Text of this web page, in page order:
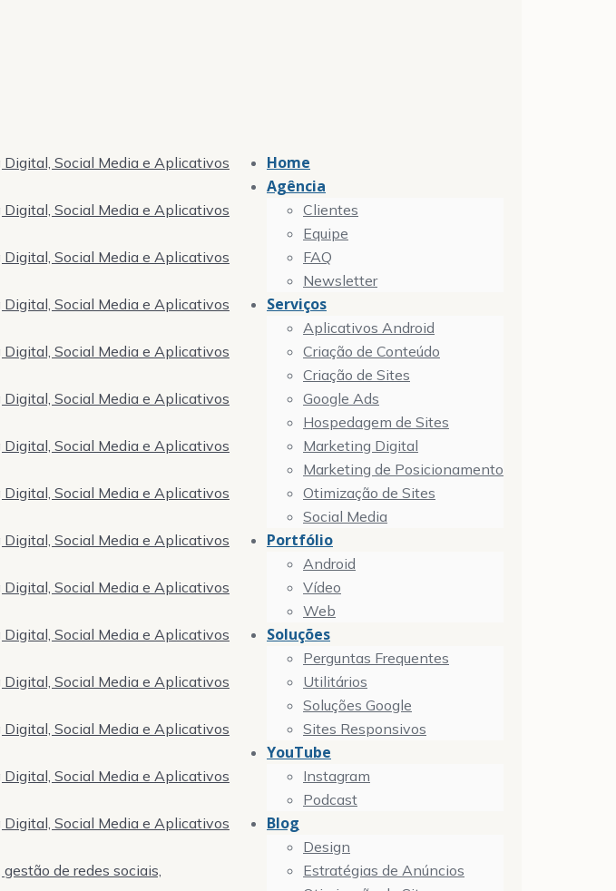
Home
Agência
Clientes
Equipe
FAQ
Newsletter
Serviços
Aplicativos Android
Criação de Conteúdo
Criação de Sites
Google Ads
Hospedagem de Sites
Marketing Digital
Marketing de Posicionamento
Otimização de Sites
Social Media
Portfólio
Android
Vídeo
Web
Soluções
Perguntas Frequentes
Utilitários
Soluções Google
Sites Responsivos
YouTube
Instagram
Podcast
Blog
Design
Estratégias de Anúncios
Social Media e Aplicativos
Social Media e Aplicativos
Social Media e Aplicativos
Social Media e Aplicativos
Social Media e Aplicativos
Social Media e Aplicativos
Social Media e Aplicativos
Social Media e Aplicativos
Social Media e Aplicativos
Social Media e Aplicativos
Social Media e Aplicativos
Social Media e Aplicativos
Social Media e Aplicativos
Social Media e Aplicativos
Social Media e Aplicativos
de redes sociais,